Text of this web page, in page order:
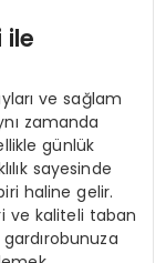
ile
ve sağlam
zamanda
günlük
sayesinde
haline gelir.
ve kaliteli taban